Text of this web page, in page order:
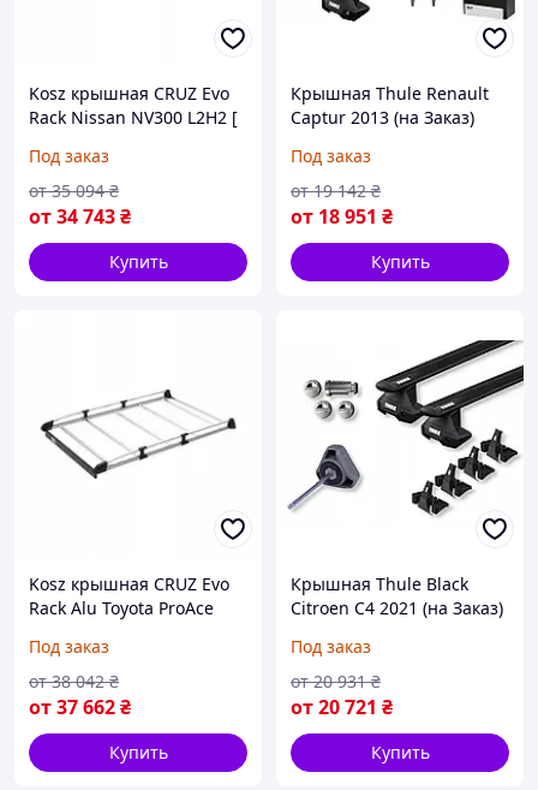
Kosz крышная CRUZ Evo
Rack Nissan NV300 L2H2 [
Под заказ
от34 743₴
от 35 094 ₴
Купить
Крышная Thule Renault
Captur 2013 (на Заказ)
Под заказ
от 18 951 ₴
от 19 142 ₴
Купить
Kosz крышная CRUZ Evo
Rack Alu Toyota ProAce
Под заказ
от37 662₴
от 38 042 ₴
Купить
Крышная Thule Black
Citroen C4 2021 (на Заказ)
Под заказ
от20 721 ₴
от 20 931 ₴
Купить